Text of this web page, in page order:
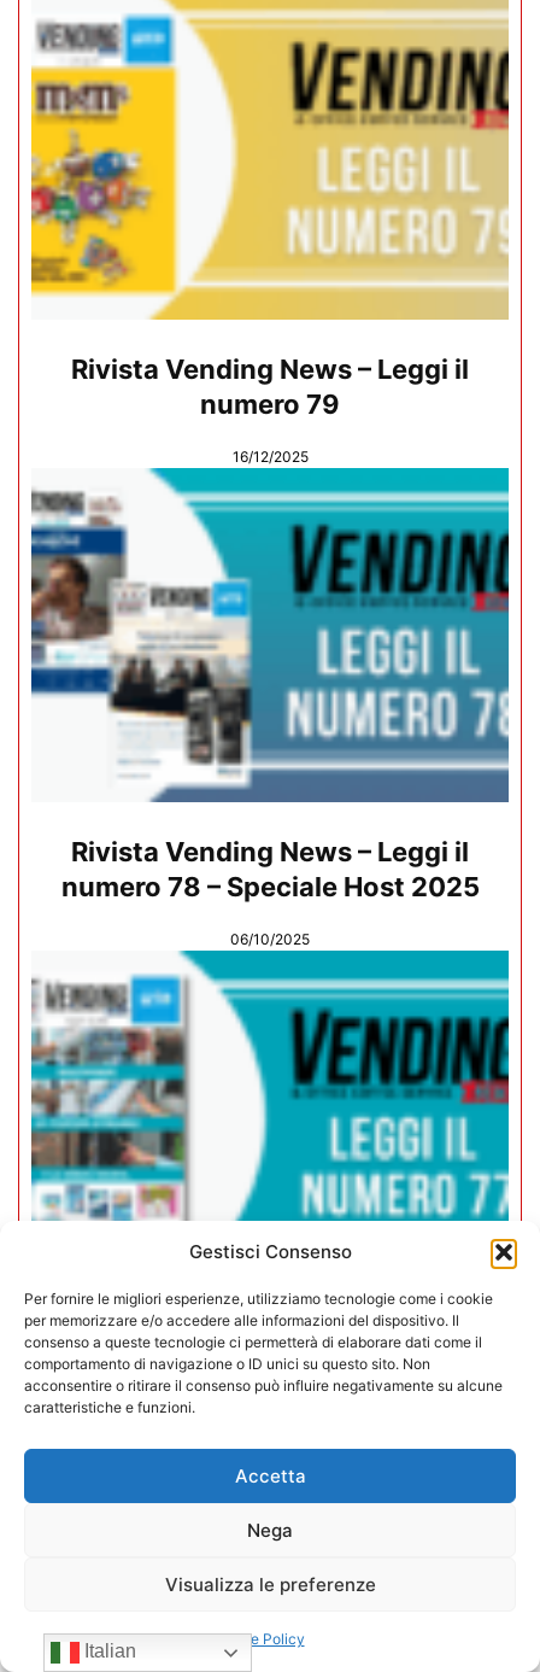
Gestisci Consenso
Per fornire le migliori esperienze, utilizziamo tecnologie come i cookie
per memorizzare e/o accedere alle informazioni del dispositivo. Il
consenso a queste tecnologie ci permetterà di elaborare dati come il
comportamento di navigazione o ID unici su questo sito. Non
acconsentire o ritirare il consenso può influire negativamente su alcune
caratteristiche e funzioni.
Accetta
Nega
Visualizza le preferenze
Cookie Policy
Rivista Vending News – Leggi il
numero 79
16/12/2025
Rivista Vending News – Leggi il
numero 78 – Speciale Host 2025
06/10/2025
Rivista Vending News – Leggi il
numero 77
Italian